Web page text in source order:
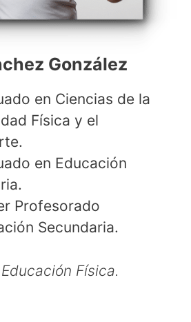
González
en Ciencias de la
Física y el
en Educación
Profesorado
Secundaria.
Física.